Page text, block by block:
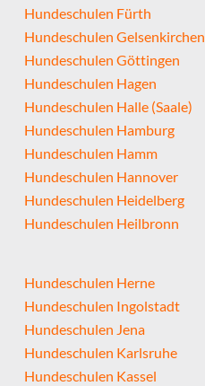
Hundeschulen Fürth
Hundeschulen Gelsenkirchen
Hundeschulen Göttingen
Hundeschulen Hagen
Hundeschulen Halle (Saale)
Hundeschulen Hamburg
Hundeschulen Hamm
Hundeschulen Hannover
Hundeschulen Heidelberg
Hundeschulen Heilbronn
Hundeschulen Herne
Hundeschulen Ingolstadt
Hundeschulen Jena
Hundeschulen Karlsruhe
Hundeschulen Kassel